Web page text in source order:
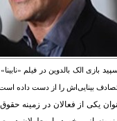
بازی الک بالدوین در فیلم
بینایی‌اش را از دست داده
یکی از فعالان در زمینه